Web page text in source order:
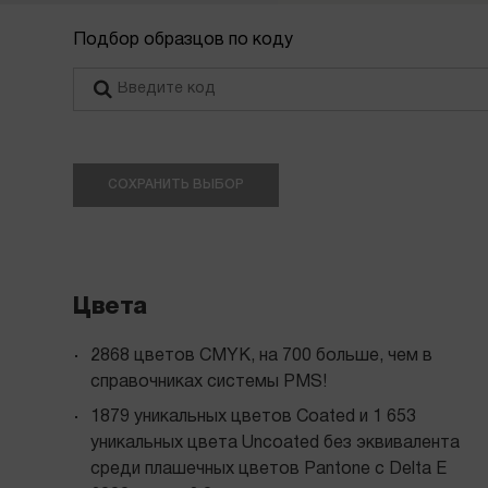
Подбор образцов по коду
СОХРАНИТЬ ВЫБОР
Цвета
2868 цветов CMYK, на 700 больше, чем в
справочниках системы PMS!
1879 уникальных цветов Coated и 1 653
уникальных цвета Uncoated без эквивалента
среди плашечных цветов Pantone с Delta E